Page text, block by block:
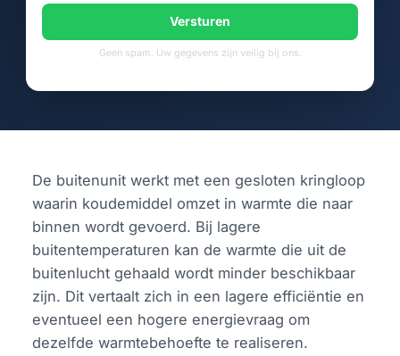
Versturen
Geen spam. Uw gegevens zijn veilig bij ons.
De buitenunit werkt met een gesloten kringloop
waarin koudemiddel omzet in warmte die naar
binnen wordt gevoerd. Bij lagere
buitentemperaturen kan de warmte die uit de
buitenlucht gehaald wordt minder beschikbaar
zijn. Dit vertaalt zich in een lagere efficiëntie en
eventueel een hogere energievraag om
dezelfde warmtebehoefte te realiseren.